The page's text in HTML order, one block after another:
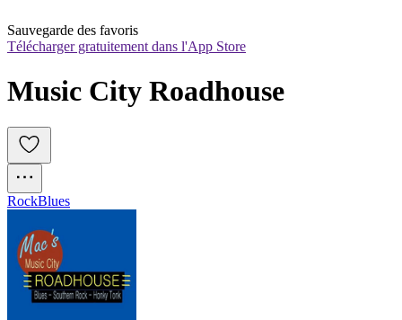
Sauvegarde des favoris
Télécharger gratuitement dans l'App Store
Music City Roadhouse
RockBlues